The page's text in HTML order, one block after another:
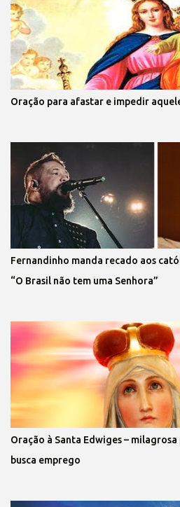
Oração para afastar e impedir
Fernandinho manda recado aos
“O Brasil não tem uma Senhora”
Oração à Santa Edwiges –
busca emprego